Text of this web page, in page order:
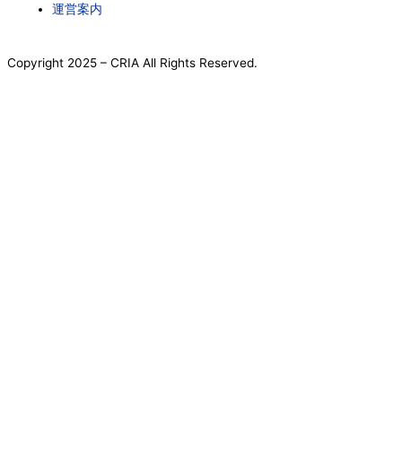
運営案内
Copyright 2025 – CRIA All Rights Reserved.